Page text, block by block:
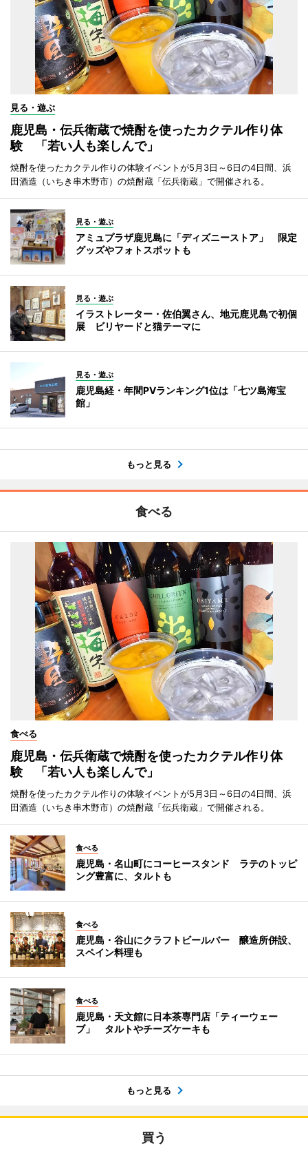
見る・遊ぶ
鹿児島・伝兵衛蔵で焼酎を使ったカクテル作り体
験 「若い人も楽しんで」
焼酎を使ったカクテル作りの体験イベントが5月3日～6日の4日間、浜
田酒造（いちき串木野市）の焼酎蔵「伝兵衛蔵」で開催される。
見る・遊ぶ
アミュプラザ鹿児島に「ディズニーストア」 限定
グッズやフォトスポットも
見る・遊ぶ
イラストレーター・佐伯翼さん、地元鹿児島で初個
展 ビリヤードと猫テーマに
見る・遊ぶ
鹿児島経・年間PVランキング1位は「七ツ島海宝
館」
もっと見る
食べる
食べる
鹿児島・伝兵衛蔵で焼酎を使ったカクテル作り体
験 「若い人も楽しんで」
焼酎を使ったカクテル作りの体験イベントが5月3日～6日の4日間、浜
田酒造（いちき串木野市）の焼酎蔵「伝兵衛蔵」で開催される。
食べる
鹿児島・名山町にコーヒースタンド ラテのトッピ
ング豊富に、タルトも
食べる
鹿児島・谷山にクラフトビールバー 醸造所併設、
スペイン料理も
食べる
鹿児島・天文館に日本茶専門店「ティーウェー
ブ」 タルトやチーズケーキも
もっと見る
買う